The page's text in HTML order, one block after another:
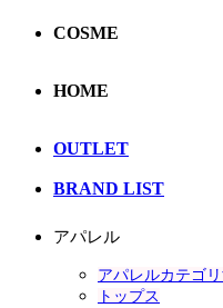
COSME
HOME
OUTLET
BRAND LIST
アパレル
アパレルカテゴ
トップス